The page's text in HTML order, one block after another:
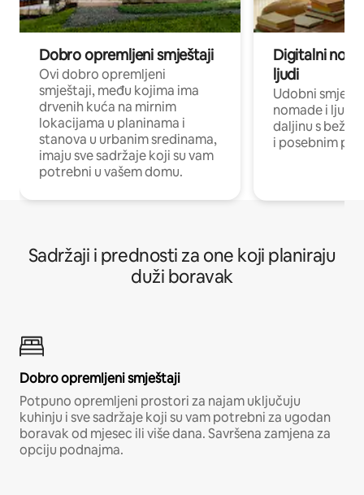
Dobro opremljeni smještaji
Ovi dobro opremljeni
smještaji, među kojima ima
drvenih kuća na mirnim
lokacijama u planinama i
stanova u urbanim sredinama,
imaju sve sadržaje koji su vam
potrebni u vašem domu.
Digitalni
ljudi
Udobni
nomade i ljude
daljinu s
i posebnim
Sadržaji i prednosti za one koji planiraju
duži boravak
Dobro opremljeni smještaji
Potpuno opremljeni prostori za najam uključuju
kuhinju i sve sadržaje koji su vam potrebni za ugodan
boravak od mjesec ili više dana. Savršena zamjena za
opciju podnajma.